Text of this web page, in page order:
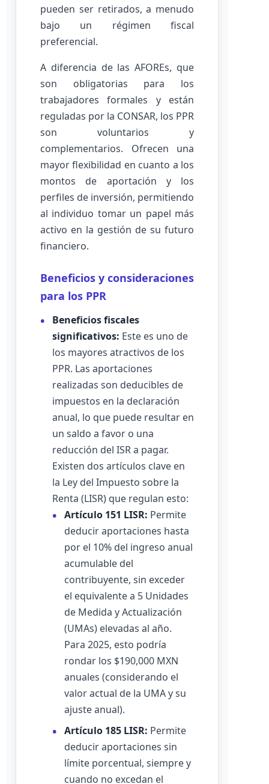
pueden ser retirados, a menudo
bajo un régimen fiscal
preferencial.
A diferencia de las AFOREs, que
son obligatorias para los
trabajadores formales y están
reguladas por la CONSAR, los PPR
son voluntarios y
complementarios. Ofrecen una
mayor flexibilidad en cuanto a los
montos de aportación y los
perfiles de inversión, permitiendo
al individuo tomar un papel más
activo en la gestión de su futuro
financiero.
Beneficios y consideraciones
para los PPR
Beneficios fiscales
significativos: Este es uno de
los mayores atractivos de los
PPR. Las aportaciones
realizadas son deducibles de
impuestos en la declaración
anual, lo que puede resultar en
un saldo a favor o una
reducción del ISR a pagar.
Existen dos artículos clave en
la Ley del Impuesto sobre la
Renta (LISR) que regulan esto:
Artículo 151 LISR: Permite
deducir aportaciones hasta
por el 10% del ingreso anual
acumulable del
contribuyente, sin exceder
el equivalente a 5 Unidades
de Medida y Actualización
(UMAs) elevadas al año.
Para 2025, esto podría
rondar los $190,000 MXN
anuales (considerando el
valor actual de la UMA y su
ajuste anual).
Artículo 185 LISR: Permite
deducir aportaciones sin
límite porcentual, siempre y
cuando no excedan el